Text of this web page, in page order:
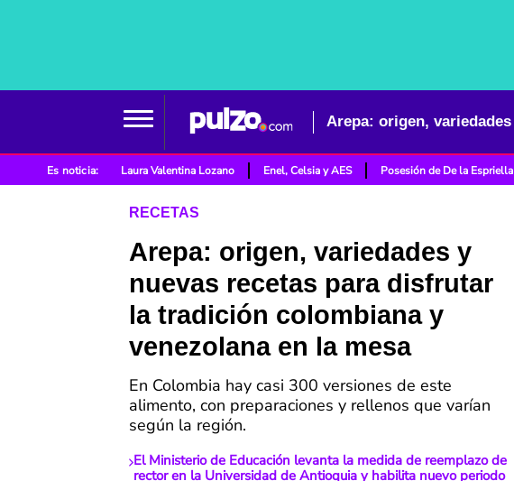
Es noticia: Laura Valentina Lozano Enel, Celsia y AES Posesión de De la Espriella
RECETAS
Arepa: origen, variedades y
nuevas recetas para disfrutar
la tradición colombiana y
venezolana en la mesa
En Colombia hay casi 300 versiones de este
alimento, con preparaciones y rellenos que varían
según la región.
El Ministerio de Educación levanta la medida de reemplazo de
rector en la Universidad de Antioquia y habilita nuevo periodo